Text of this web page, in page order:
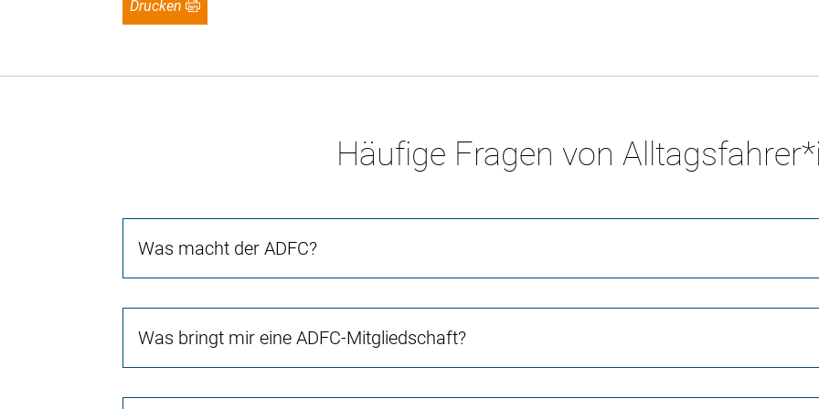
Drucken
Häufige Fragen von
Was macht der ADFC?
Was bringt mir eine ADFC-Mitgliedschaft?